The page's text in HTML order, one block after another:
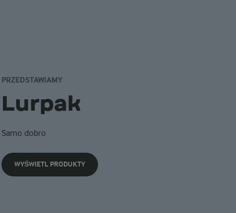
PRZEDSTAWIAMY
Lurpak
Samo dobro
WYŚWIETL PRODUKTY